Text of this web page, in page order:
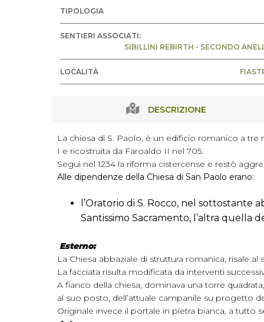
TIPOLOGIA
SENTIERI ASSOCIATI:
SIBILLINI REBIRTH - SECONDO
LOCALITÀ
DESCRIZIONE
La chiesa di S. Paolo, è un edificio romanico a
I e ricostruita da Faroaldo II nel 705.
Seguì nel 1234 la riforma cistercense e restò
Alle dipendenze della Chiesa di San Paolo erano:
l’Oratorio di S. Rocco, nel
Santissimo Sacramento, l’altra quella
Esterno:
La Chiesa abbaziale di struttura romanica, risale
La facciata risulta modificata da interventi
A fianco della chiesa, dominava una torre
al suo posto, dell’attuale campanile su progetto
Originale invece il portale in pietra bianca, a tutto